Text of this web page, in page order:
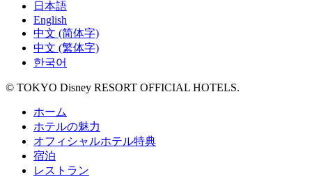
日本語
English
中文 (简体字)
中文 (繁体字)
한국어
© TOKYO Disney RESORT OFFICIAL HOTELS.
ホーム
ホテルの魅力
オフィシャルホテル特典
宿泊
レストラン